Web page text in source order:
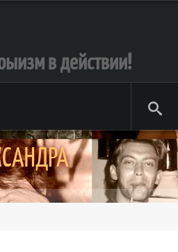
в действии!